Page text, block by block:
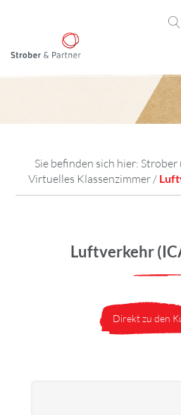
Sie befinden sich hier: Strober
Virtuelles Klassenzimmer /
Luftverkehr
Direkt zu den